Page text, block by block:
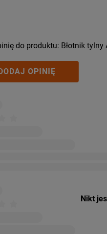
do produktu: Błotnik tylny
OPINIĘ
Nikt